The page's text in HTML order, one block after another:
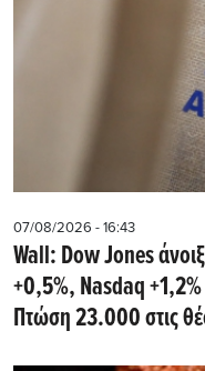
07/08/2026 - 16:43
Wall: Dow Jones
+0,5%, Nasdaq +1,2%
Πτώση 23.000 στις